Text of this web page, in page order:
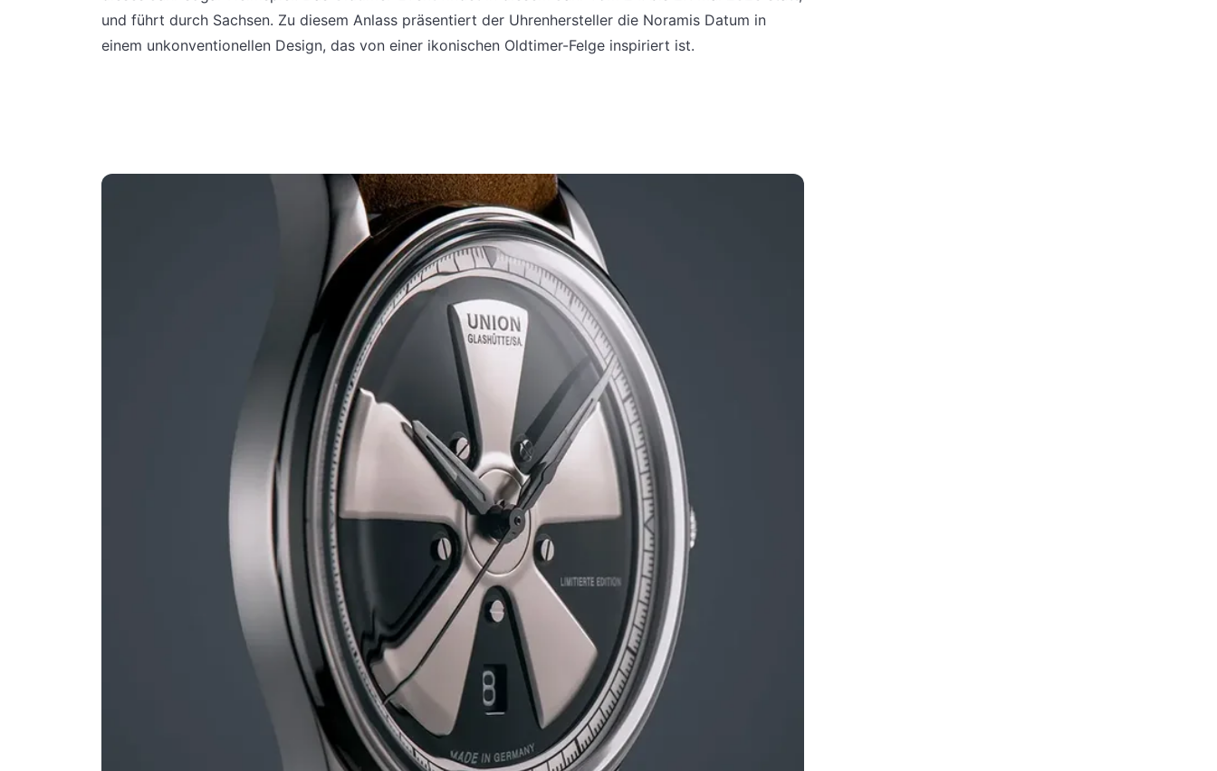
und führt durch Sachsen. Zu diesem Anlass präsentiert der Uhrenhersteller die Noramis Datum in
einem unkonventionellen Design, das von einer ikonischen Oldtimer-Felge inspiriert ist.